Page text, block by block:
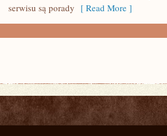
serwisu są porady [ Read More ]